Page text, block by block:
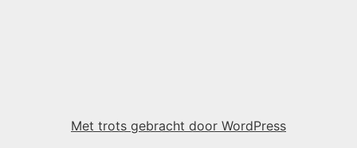
Met trots gebracht door WordPress